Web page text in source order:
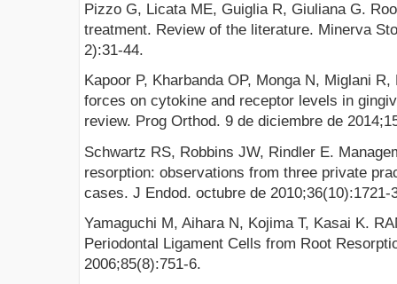
Pizzo G, Licata ME, Guiglia R, Giuliana G.
treatment. Review of the literature. Minerva
2):31-44.
Kapoor P, Kharbanda OP, Monga N, Miglani
forces on cytokine and receptor levels in
review. Prog Orthod. 9 de diciembre de
Schwartz RS, Robbins JW, Rindler E.
resorption: observations from three private
cases. J Endod. octubre de 2010;36(10):1721-
Yamaguchi M, Aihara N, Kojima T, Kasai K.
Periodontal Ligament Cells from Root
2006;85(8):751-6.